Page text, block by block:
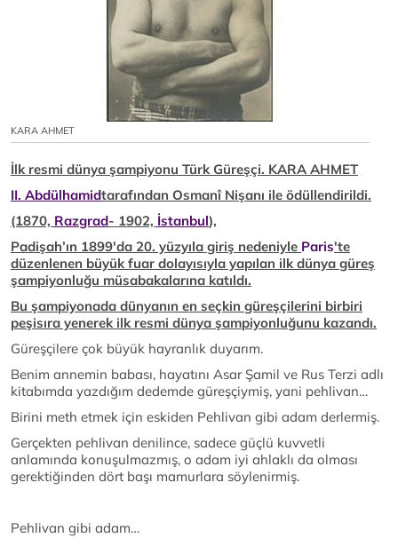
KARA AHMET
İlk resmi dünya şampiyonu Türk Güreşçi. KARA AHMET
II. Abdülhamidtarafından Osmanî Nişanı ile ödüllendirildi.
(1870, Razgrad- 1902, İstanbul),
Padişah’ın 1899'da 20. yüzyıla giriş nedeniyle Paris'te
düzenlenen büyük fuar dolayısıyla yapılan ilk dünya güreş
şampiyonluğu müsabakalarına katıldı.
Bu şampiyonada dünyanın en seçkin güreşçilerini birbiri
peşisıra yenerek ilk resmi dünya şampiyonluğunu kazandı.
Güreşçilere çok büyük hayranlık duyarım.
Benim annemin babası, hayatını Asar Şamil ve Rus Terzi adlı
kitabımda yazdığım dedemde güreşçiymiş, yani pehlivan…
Birini meth etmek için eskiden Pehlivan gibi adam derlermiş.
Gerçekten pehlivan denilince, sadece güçlü kuvvetli
anlamında konuşulmazmış, o adam iyi ahlaklı da olması
gerektiğinden dört başı mamurlara söylenirmiş.
Pehlivan gibi adam…